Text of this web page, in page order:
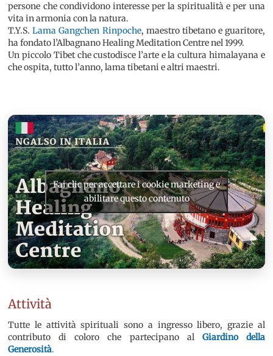
persone che condividono interesse per la spiritualità e per una
vita in armonia con la natura.
T.Y.S.Lama Gangchen Rinpoche, maestro tibetano e guaritore,
ha fondato l’Albagnano Healing Meditation Centre nel 1999.
Un piccolo Tibet che custodisce l’arte e la cultura himalayana e
che ospita, tutto l’anno, lama tibetani e altri maestri.
Fai clic per accettare i cookie marketing e
abilitare questo contenuto
Attività
Tutte le attività spirituali sono a ingresso libero, grazie al
contributo di coloro che partecipano alGiardino della
Generosità.